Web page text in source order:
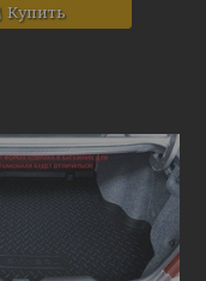
Купить